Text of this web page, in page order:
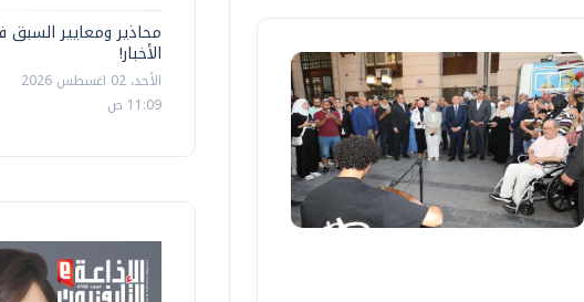
محاذير ومعايير
الأخبار!
الأحد، 02 اغسطس 2026
11:09 ص